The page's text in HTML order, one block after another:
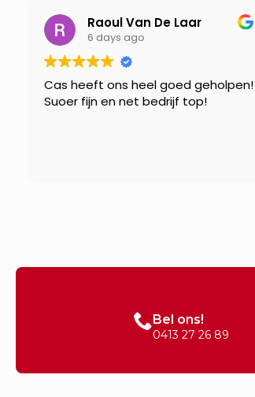
Raoul Van De Laar
6 days ago
Cas heeft ons heel goed geholpen!
Suoer fijn en net bedrijf top!
Bel ons!
0413 27 26 89